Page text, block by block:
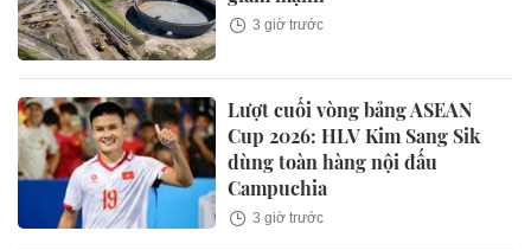
3 giờ trước
Lượt cuối vòng bảng ASEAN
Cup 2026: HLV Kim Sang Sik
dùng toàn hàng nội đấu
Campuchia
3 giờ trước